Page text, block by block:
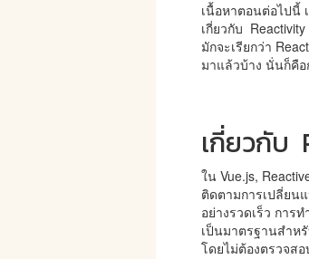
เนื้อหาตอนต่อไป
เกี่ยวกับ
มักจะเรียกว่า
มาแล้วบ้าง นั่นก็คื
เกี่ยวกับ
ใน Vue.js,
ติดตามการเปลี่ยน
อย่างรวดเร็ว การ
เป็นมาตรฐานสำห
โดยไม่ต้องตรวจส